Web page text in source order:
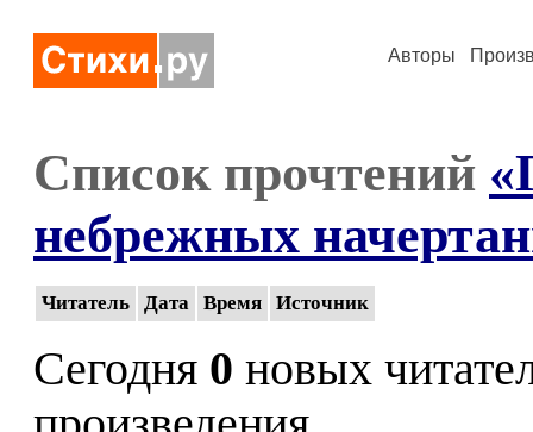
Авторы
Список прочтений
небрежных
Читатель Дата Время Источник
Сегодня 0 новых